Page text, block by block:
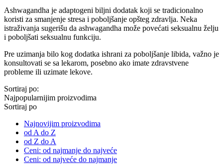
Ashwagandha je adaptogeni biljni dodatak koji se tradicionalno
koristi za smanjenje stresa i poboljšanje opšteg zdravlja. Neka
istraživanja sugerišu da ashwagandha može povećati seksualnu želju
i poboljšati seksualnu funkciju.
Pre uzimanja bilo kog dodatka ishrani za poboljšanje libida, važno je
konsultovati se sa lekarom, posebno ako imate zdravstvene
probleme ili uzimate lekove.
Sortiraj po:
Najpopularnijim proizvodima
Sortiraj po
Najnovijim proizvodima
od A do Z
od Z do A
Ceni: od najmanje do najveće
Ceni: od najveće do najmanje